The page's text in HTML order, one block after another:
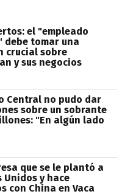
el "empleado
debe tomar una
crucial sobre
y sus negocios
Central no pudo dar
sobre un sobrante
"En algún lado
que se le plantó a
Unidos y hace
con China en Vaca